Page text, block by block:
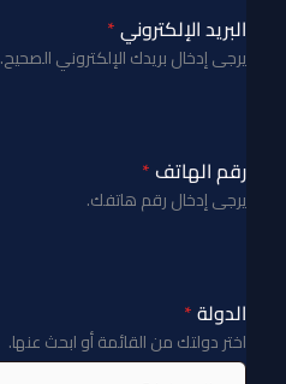
البريد الإلكتروني*
يرجى إدخال بريدك الإلكتروني الصحيح.
رقم الهاتف*
يرجى إدخال رقم هاتفك.
الدولة*
اختر دولتك من القائمة أو ابحث عنها.